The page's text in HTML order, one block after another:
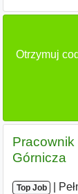
Otrzymuj
Pracownik
Górnicza
Top Job